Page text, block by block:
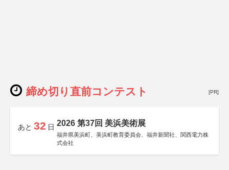
締め切り直前コンテスト [PR]
あと 32 日 2026 第37回 美浜美術展
福井県美浜町、美浜町教育委員会、福井新聞社、関西電力株
式会社